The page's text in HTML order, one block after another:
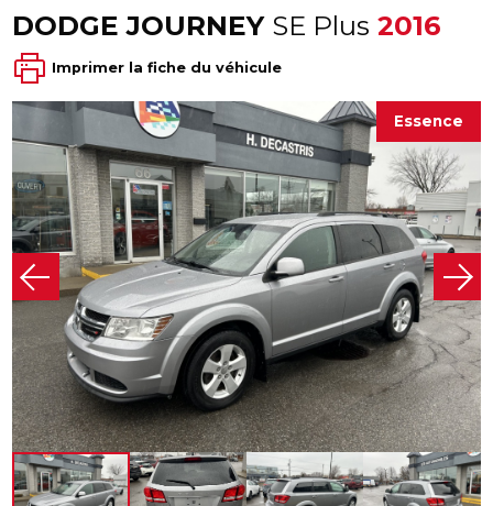
DODGE JOURNEY SE Plus 2016
Imprimer la fiche du véhicule
Essence